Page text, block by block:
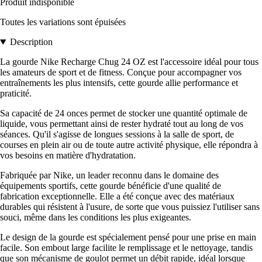
Produit indisponible
Toutes les variations sont épuisées
Description
La gourde Nike Recharge Chug 24 OZ est l'accessoire idéal pour tous
les amateurs de sport et de fitness. Conçue pour accompagner vos
entraînements les plus intensifs, cette gourde allie performance et
praticité.
Sa capacité de 24 onces permet de stocker une quantité optimale de
liquide, vous permettant ainsi de rester hydraté tout au long de vos
séances. Qu'il s'agisse de longues sessions à la salle de sport, de
courses en plein air ou de toute autre activité physique, elle répondra à
vos besoins en matière d'hydratation.
Fabriquée par Nike, un leader reconnu dans le domaine des
équipements sportifs, cette gourde bénéficie d'une qualité de
fabrication exceptionnelle. Elle a été conçue avec des matériaux
durables qui résistent à l'usure, de sorte que vous puissiez l'utiliser sans
souci, même dans les conditions les plus exigeantes.
Le design de la gourde est spécialement pensé pour une prise en main
facile. Son embout large facilite le remplissage et le nettoyage, tandis
que son mécanisme de goulot permet un débit rapide, idéal lorsque